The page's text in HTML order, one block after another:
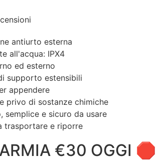
antiurto esterna
all'acqua: IPX4
ed esterno
supporto estensibili
appendere
privo di sostanze chimiche
semplice e sicuro da usare
trasportare e riporre
€30 OGGI 🛑